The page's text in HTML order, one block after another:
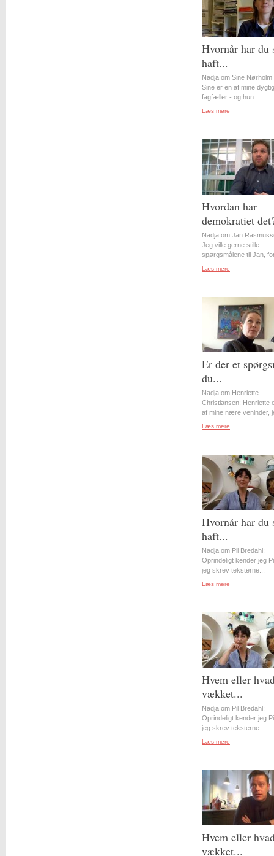
Hvornår har du
haft...
Nadja om Sine
Sine er en af mine
fagfæller - og hun...
Læs mere
Hvordan har
demokratiet
Nadja om Jan
Jeg ville gerne stille
spørgsmålene til Jan,
Læs mere
Er der et
du...
Nadja om Henriette
Christiansen: Henriette
af mine nære veninder,
Læs mere
Hvornår har du
haft...
Nadja om Pil Bredahl:
Oprindeligt kender jeg
jeg skrev teksterne...
Læs mere
Hvem eller
vækket...
Nadja om Pil Bredahl:
Oprindeligt kender jeg
jeg skrev teksterne...
Læs mere
Hvem eller
vækket...